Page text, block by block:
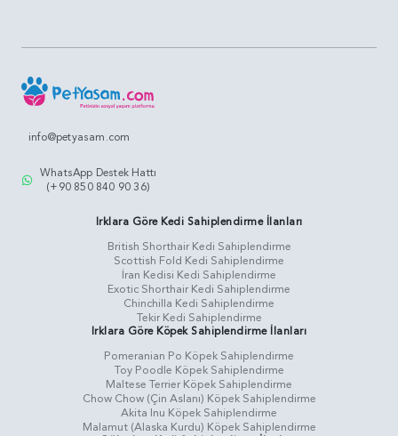
info@petyasam.com
WhatsApp Destek Hattı
(+90 850 840 90 36)
Irklara Göre Kedi Sahiplendirme İlanları
British Shorthair Kedi Sahiplendirme
Scottish Fold Kedi Sahiplendirme
İran Kedisi Kedi Sahiplendirme
Exotic Shorthair Kedi Sahiplendirme
Chinchilla Kedi Sahiplendirme
Tekir Kedi Sahiplendirme
Irklara Göre Köpek Sahiplendirme İlanları
Pomeranian Po Köpek Sahiplendirme
Toy Poodle Köpek Sahiplendirme
Maltese Terrier Köpek Sahiplendirme
Chow Chow (Çin Aslanı) Köpek Sahiplendirme
Akita Inu Köpek Sahiplendirme
Malamut (Alaska Kurdu) Köpek Sahiplendirme